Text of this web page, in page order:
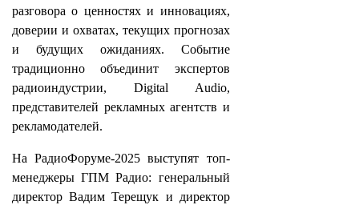
разговора о ценностях и инновациях,
доверии и охватах, текущих прогнозах
и будущих ожиданиях. Событие
традиционно объединит экспертов
радиоиндустрии, Digital Audio,
представителей рекламных агентств и
рекламодателей.
На РадиоФоруме-2025 выступят топ-
менеджеры ГПМ Радио: генеральный
директор Вадим Терещук и директор